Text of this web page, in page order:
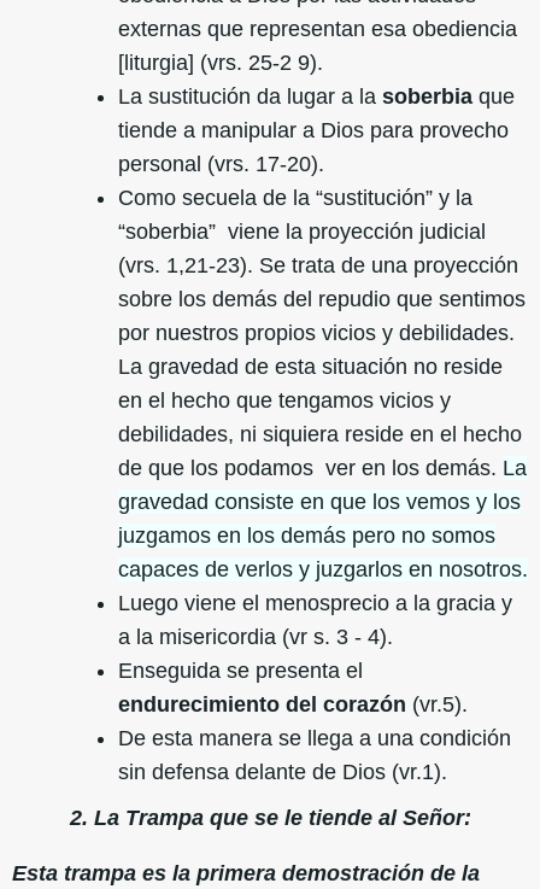
externas que representan esa obediencia
[liturgia] (vrs. 25-2 9).
La sustitución da lugar a la soberbia que
tiende a manipular a Dios para provecho
personal (vrs. 17-20).
Como secuela de la “sustitución” y la
“soberbia” viene la proyección judicial
(vrs. 1,21-23). Se trata de una proyección
sobre los demás del repudio que sentimos
por nuestros propios vicios y debilidades.
La gravedad de esta situación no reside
en el hecho que tengamos vicios y
debilidades, ni siquiera reside en el hecho
de que los podamos ver en los demás. La
gravedad consiste en que los vemos y los
juzgamos en los demás pero no somos
capaces de verlos y juzgarlos en nosotros.
Luego viene el menosprecio a la gracia y
a la misericordia (vr s. 3 - 4).
Enseguida se presenta el
endurecimiento del corazón (vr.5).
De esta manera se llega a una condición
sin defensa delante de Dios (vr.1).
2. La Trampa que se le tiende al Señor:
Esta trampa es la primera demostración de la